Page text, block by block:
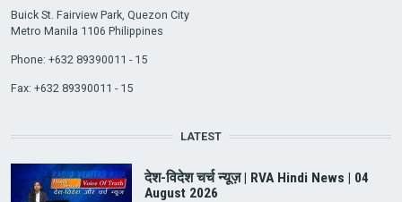
Buick St. Fairview Park, Quezon City
Metro Manila 1106 Philippines
Phone: +632 89390011 - 15
Fax: +632 89390011 - 15
LATEST
देश-विदेश चर्च न्यूज़ | RVA Hindi News | 04
August 2026